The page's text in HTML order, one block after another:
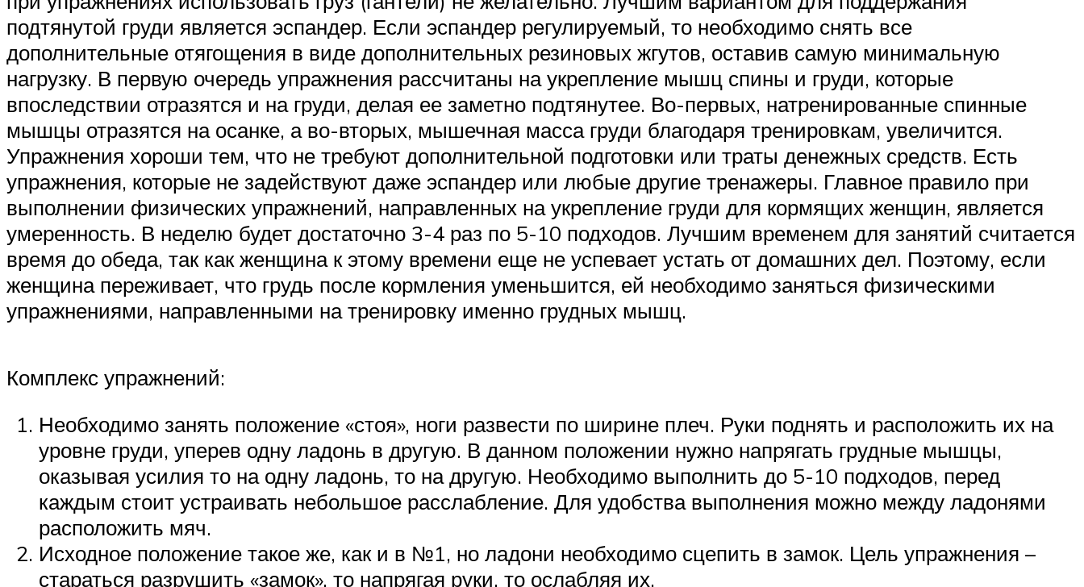
подтянутой груди является эспандер. Если эспандер регулируемый, то необходимо снять все
дополнительные отягощения в виде дополнительных резиновых жгутов, оставив самую минимальную
нагрузку. В первую очередь упражнения рассчитаны на укрепление мышц спины и груди, которые
впоследствии отразятся и на груди, делая ее заметно подтянутее. Во-первых, натренированные спинные
мышцы отразятся на осанке, а во-вторых, мышечная масса груди благодаря тренировкам, увеличится.
Упражнения хороши тем, что не требуют дополнительной подготовки или траты денежных средств. Есть
упражнения, которые не задействуют даже эспандер или любые другие тренажеры. Главное правило при
выполнении физических упражнений, направленных на укрепление груди для кормящих женщин, является
умеренность. В неделю будет достаточно 3-4 раз по 5-10 подходов. Лучшим временем для занятий считается
время до обеда, так как женщина к этому времени еще не успевает устать от домашних дел. Поэтому, если
женщина переживает, что грудь после кормления уменьшится, ей необходимо заняться физическими
упражнениями, направленными на тренировку именно грудных мышц.
Комплекс упражнений:
Необходимо занять положение «стоя», ноги развести по ширине плеч. Руки поднять и расположить их на
уровне груди, уперев одну ладонь в другую. В данном положении нужно напрягать грудные мышцы,
оказывая усилия то на одну ладонь, то на другую. Необходимо выполнить до 5-10 подходов, перед
каждым стоит устраивать небольшое расслабление. Для удобства выполнения можно между ладонями
расположить мяч.
Исходное положение такое же, как и в №1, но ладони необходимо сцепить в замок. Цель упражнения –
стараться разрушить «замок», то напрягая руки, то ослабляя их.